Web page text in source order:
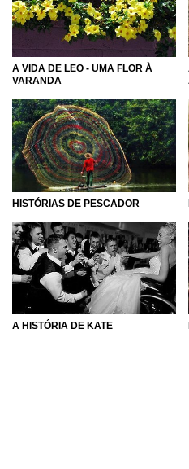
podemos explorar e
trabalhar cada vez mais, e
mais pró-ativas e
Aproveite todos os benefícios
com que a leitura seja um
Quando damos asas à
A VIDA DE LEO - UMA FLOR À
VARANDA
HISTÓRIAS DE PESCADOR
A HISTÓRIA DE KATE